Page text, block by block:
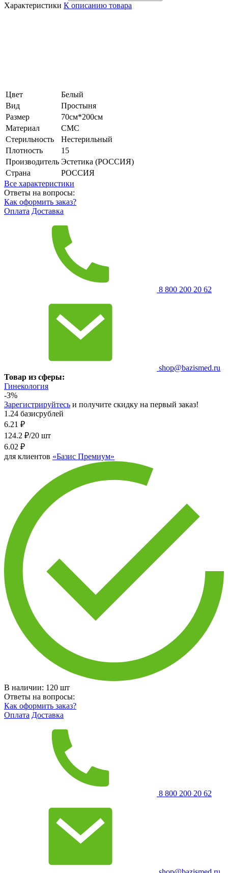
Характеристики К описанию товара
Цвет
Белый
Вид
Простыня
Размер
70см*200см
Материал
СМС
Стерильность
Нестерильный
Плотность
15
Производитель Эстетика (РОССИЯ)
Страна
РОССИЯ
Все характеристики
Ответы на вопросы:
Как оформить заказ?
Оплата Доставка
8 800 200 20 62
shop@bazismed.ru
Товар из сферы:
Гинекология
-3%
Зарегистрируйтесь и получите скидку на первый заказ!
1.24 базисрублей
6.21 ₽
124.2 ₽/20 шт
6.02 ₽
для клиентов «Базис Премиум»
В наличии: 120 шт
Ответы на вопросы:
Как оформить заказ?
Оплата Доставка
8 800 200 20 62